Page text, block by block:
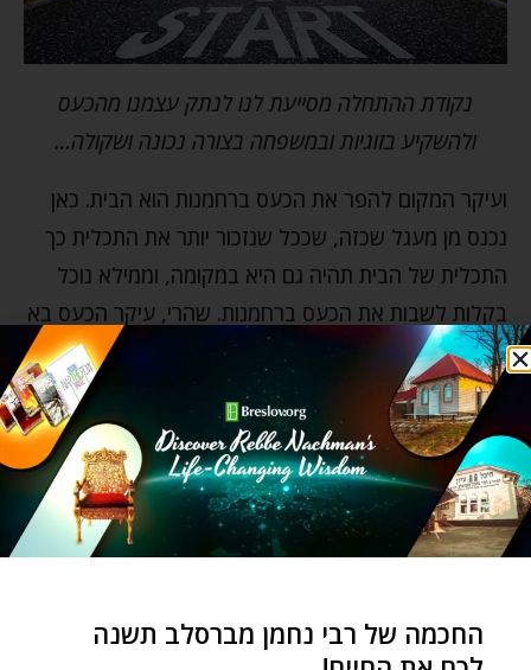
נקודת ההתחלה מסייעת לנו לנתק עצמנו מהכעס
ולהשקיע בזוגיות ובמשפחה בצורה נכונה ושקולה…
ועיקר המקום להפר את הכעס ברחמנות הוא הבית. כאן
נכנס מן מעגל שכזה, שככל שנזכור יותר את התכלית כך
התכלית של הבית תהיה גם היא במקומה, וממילא נוכל
בקלות לשבות את הכעס ברחמנות. שהרי, עיקר הכעס בא
כאשר שוכחים את תכלית הבית ונעשים מרוכזים ומוטרדים
מדבר חולף שמוביל אותנו להיות קצרי רוח. אבל כשזוכרים
היטב את התכלית, קל מאוד לשבור את הכעס ולהפוך
אותו לרחמנות. מצד שני, כשכועסים לא זוכים שהתכלית
האמתית תאיר לנו וממילא נפגמת גם תכלית הבית, ואז
שוב, קשה לשבור את הכעס. ואם כן, היכן ההתחלה?
מכיוון שאחרי הכל כבר נפגשנו במושגים הללו, אם ברגע
החכמה של רבי נחמן מברסלב תשנה